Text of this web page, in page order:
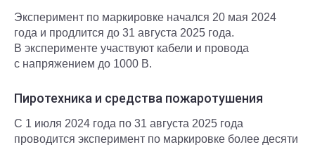
Эксперимент по маркировке начался 20 мая 2024
года и продлится до 31 августа 2025 года.
В эксперименте участвуют кабели и провода
с напряжением до 1000 В.
Пиротехника и средства пожаротушения
С 1 июля 2024 года по 31 августа 2025 года
проводится эксперимент по маркировке более десяти